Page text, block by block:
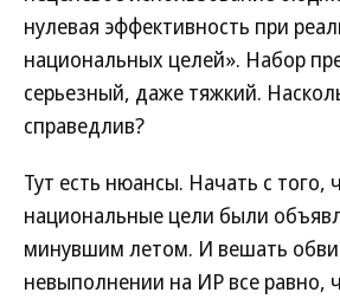
нулевая эффективность при
национальных целей». Набор
серьезный, даже тяжкий.
справедлив?
Тут есть нюансы. Начать с того,
национальные цели были
минувшим летом. И вешать
невыполнении на ИР все равно,